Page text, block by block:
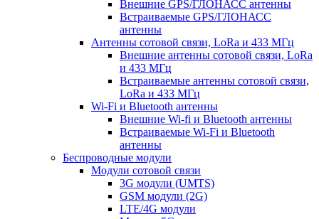
Внешние GPS/ГЛОНАСС антенны
Встраиваемые GPS/ГЛОНАСС
антенны
Антенны сотовой связи, LoRa и 433 МГц
Внешние антенны сотовой связи, LoRa
и 433 МГц
Встраиваемые антенны сотовой связи,
LoRa и 433 МГц
Wi-Fi и Bluetooth антенны
Внешние Wi-fi и Bluetooth антенны
Встраиваемые Wi-Fi и Bluetooth
антенны
Беспроводные модули
Модули сотовой связи
3G модули (UMTS)
GSM модули (2G)
LTE/4G модули